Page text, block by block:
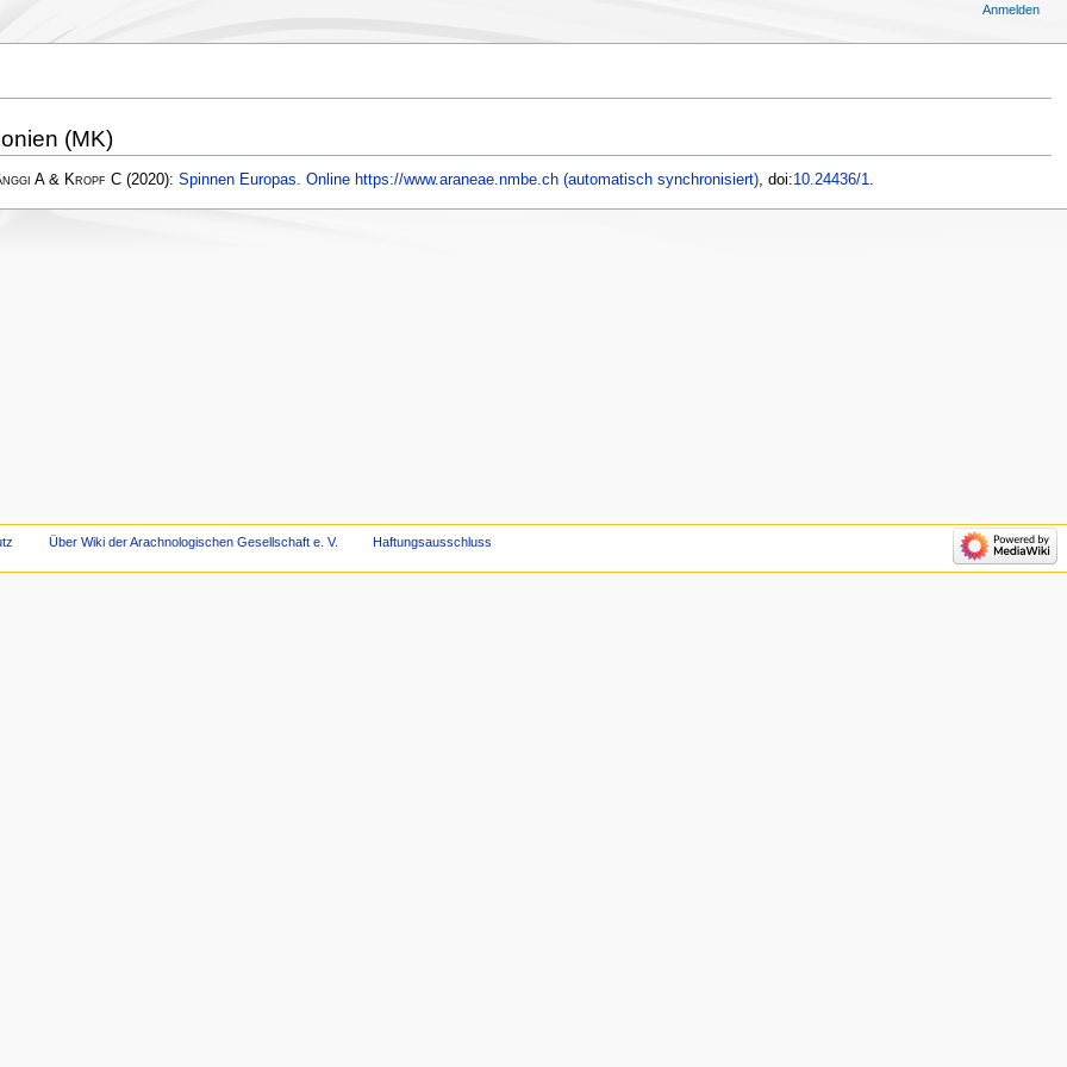
(MK)
A & Kropf C(2020): Spinnen Europas. Online https://www.araneae.nmbe.ch (automatisch synchronisiert), doi:10.24436/1.
Anmelden
Über Wiki der Arachnologischen Gesellschaft e. V. Haftungsausschluss